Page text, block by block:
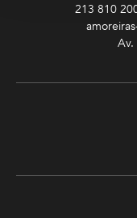
213 810
Av.